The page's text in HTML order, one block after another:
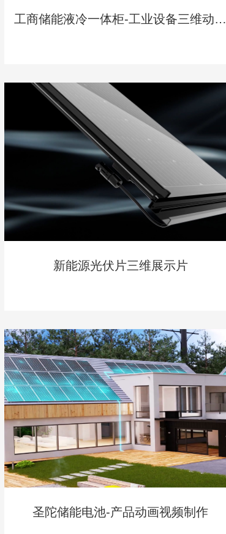
工商储能液冷一体柜-工业设备三维动画
新能源光伏片三维展示片
圣陀储能电池-产品动画视频制作